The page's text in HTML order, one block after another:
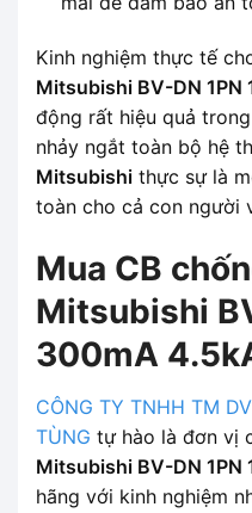
Kinh nghiệm thực tế
Mitsubishi BV-DN
động rất hiệu quả
nhảy ngắt toàn bộ hệ
Mitsubishi thực sự là
toàn cho cả con người
Mua CB
Mitsubishi
300mA
CÔNG TY TNHH TM
TÙNG tự hào là đơn vị
Mitsubishi BV-DN
hãng với kinh nghiệm